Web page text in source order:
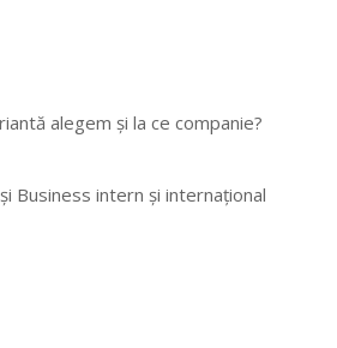
alegem și la ce companie?
Business intern și internațional